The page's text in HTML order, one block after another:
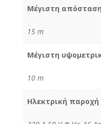
Μέγιστη
15 m
Μέγιστη
10 m
Ηλεκτρική